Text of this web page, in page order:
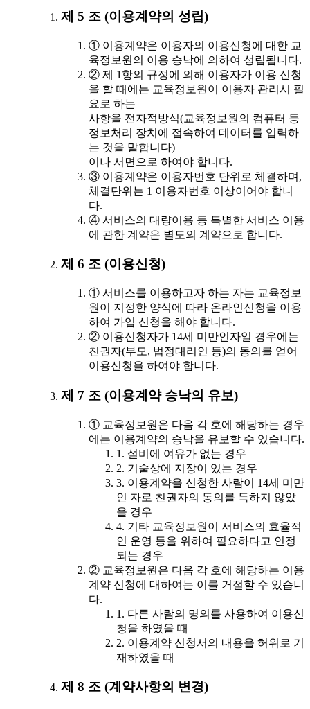
제 5 조 (이용계약의 성립)
① 이용계약은 이용자의 이용신청에 대한 교
육정보원의 이용 승낙에 의하여 성립됩니다.
② 제 1항의 규정에 의해 이용자가 이용 신청
을 할 때에는 교육정보원이 이용자 관리시 필
요로 하는
사항을 전자적방식(교육정보원의 컴퓨터 등
정보처리 장치에 접속하여 데이터를 입력하
는 것을 말합니다)
이나 서면으로 하여야 합니다.
③ 이용계약은 이용자번호 단위로 체결하며,
체결단위는 1 이용자번호 이상이어야 합니
다.
④ 서비스의 대량이용 등 특별한 서비스 이용
에 관한 계약은 별도의 계약으로 합니다.
제 6 조 (이용신청)
① 서비스를 이용하고자 하는 자는 교육정보
원이 지정한 양식에 따라 온라인신청을 이용
하여 가입 신청을 해야 합니다.
② 이용신청자가 14세 미만인자일 경우에는
친권자(부모, 법정대리인 등)의 동의를 얻어
이용신청을 하여야 합니다.
제 7 조 (이용계약 승낙의 유보)
① 교육정보원은 다음 각 호에 해당하는 경우
에는 이용계약의 승낙을 유보할 수 있습니다.
1. 설비에 여유가 없는 경우
2. 기술상에 지장이 있는 경우
3. 이용계약을 신청한 사람이 14세 미만
인 자로 친권자의 동의를 득하지 않았
을 경우
4. 기타 교육정보원이 서비스의 효율적
인 운영 등을 위하여 필요하다고 인정
되는 경우
② 교육정보원은 다음 각 호에 해당하는 이용
계약 신청에 대하여는 이를 거절할 수 있습니
다.
1. 다른 사람의 명의를 사용하여 이용신
청을 하였을 때
2. 이용계약 신청서의 내용을 허위로 기
재하였을 때
제 8 조 (계약사항의 변경)